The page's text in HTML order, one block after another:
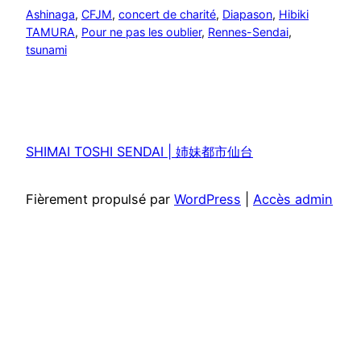
Ashinaga, CFJM, concert de charité, Diapason, Hibiki
TAMURA, Pour ne pas les oublier, Rennes-Sendai
tsunami
SHIMAI TOSHI SENDAI | 姉妹都市仙台
Fièrement propulsé par WordPress Accès admin